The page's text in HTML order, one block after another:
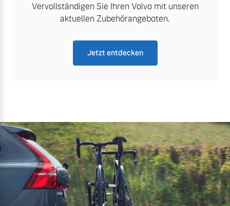
Vervollständigen Sie Ihren Volvo mit unseren
aktuellen Zubehörangeboten.
Jetzt entdecken